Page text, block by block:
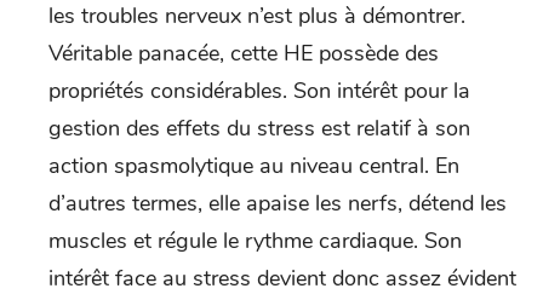
les troubles nerveux n’est plus à démontrer.
Véritable panacée, cette HE possède des
propriétés considérables. Son intérêt pour la
gestion des effets du stress est relatif à son
action spasmolytique au niveau central. En
d’autres termes, elle apaise les nerfs, détend les
muscles et régule le rythme cardiaque. Son
intérêt face au stress devient donc assez évident